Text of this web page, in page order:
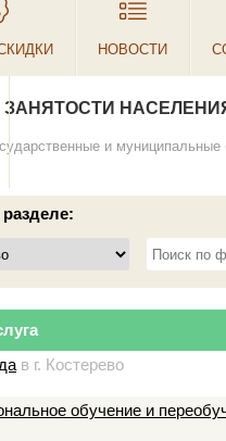
НОВОСТИ
и
в г. Костерево
обучение и